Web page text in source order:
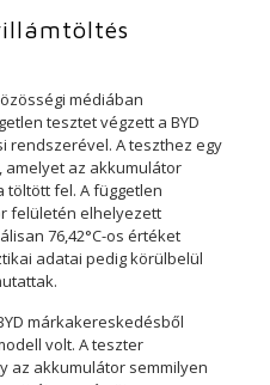
médiában
tesztet végzett a BYD
rendszerével. A teszthez egy
amelyet az akkumulátor
töltött fel. A független
felületén elhelyezett
76,42°C-os értéket
adatai pedig körülbelül
márkakereskedésből
volt. A teszter
az akkumulátor semmilyen